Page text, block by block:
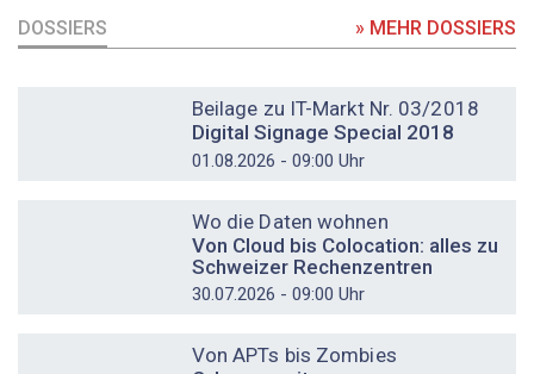
DOSSIERS » MEHR DOSSIERS
Beilage zu IT-Markt Nr. 03/2018
Digital Signage Special 2018
01.08.2026 - 09:00 Uhr
Wo die Daten wohnen
Von Cloud bis Colocation: alles zu
Schweizer Rechenzentren
30.07.2026 - 09:00 Uhr
Von APTs bis Zombies